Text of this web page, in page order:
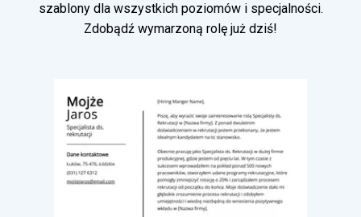
szablony dla wszystkich poziomów i specjalności.
Zdobądź wymarzoną rolę już dziś!